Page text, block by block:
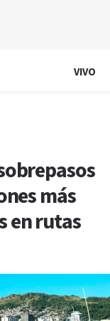
VIVO
más
en rutas